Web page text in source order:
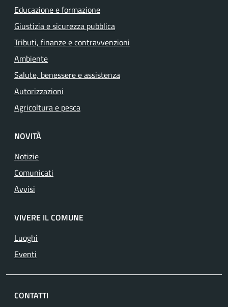
Educazione e formazione
Giustizia e sicurezza pubblica
Tributi, finanze e contravvenzioni
Ambiente
Salute, benessere e assistenza
Autorizzazioni
Agricoltura e pesca
NOVITÀ
Notizie
Comunicati
Avvisi
VIVERE IL COMUNE
Luoghi
Eventi
CONTATTI